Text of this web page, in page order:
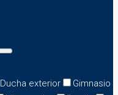
Ducha exterior
Gimnasio